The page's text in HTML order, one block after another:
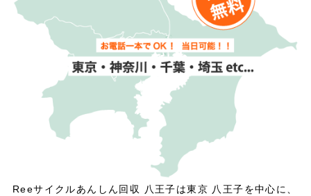
Reeサイクルあんしん回収 八王子は東京 八王子を中心に、